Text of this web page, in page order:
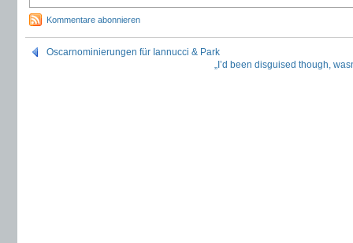
Kommentare abonnieren
Oscarnominierungen für Iannucci & Park
„I’d been disguised though,